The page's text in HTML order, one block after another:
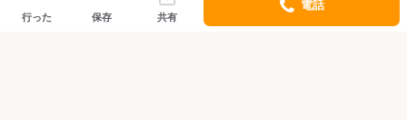
行った 保存 共有
電話